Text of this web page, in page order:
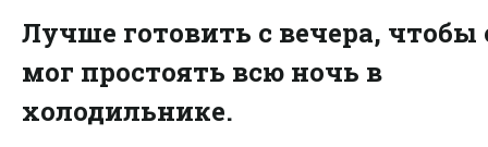
Лучше готовить с вечера, чтобы
мог простоять всю ночь в
холодильнике.